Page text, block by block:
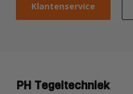
Klantenservice
PH Tegeltechniek